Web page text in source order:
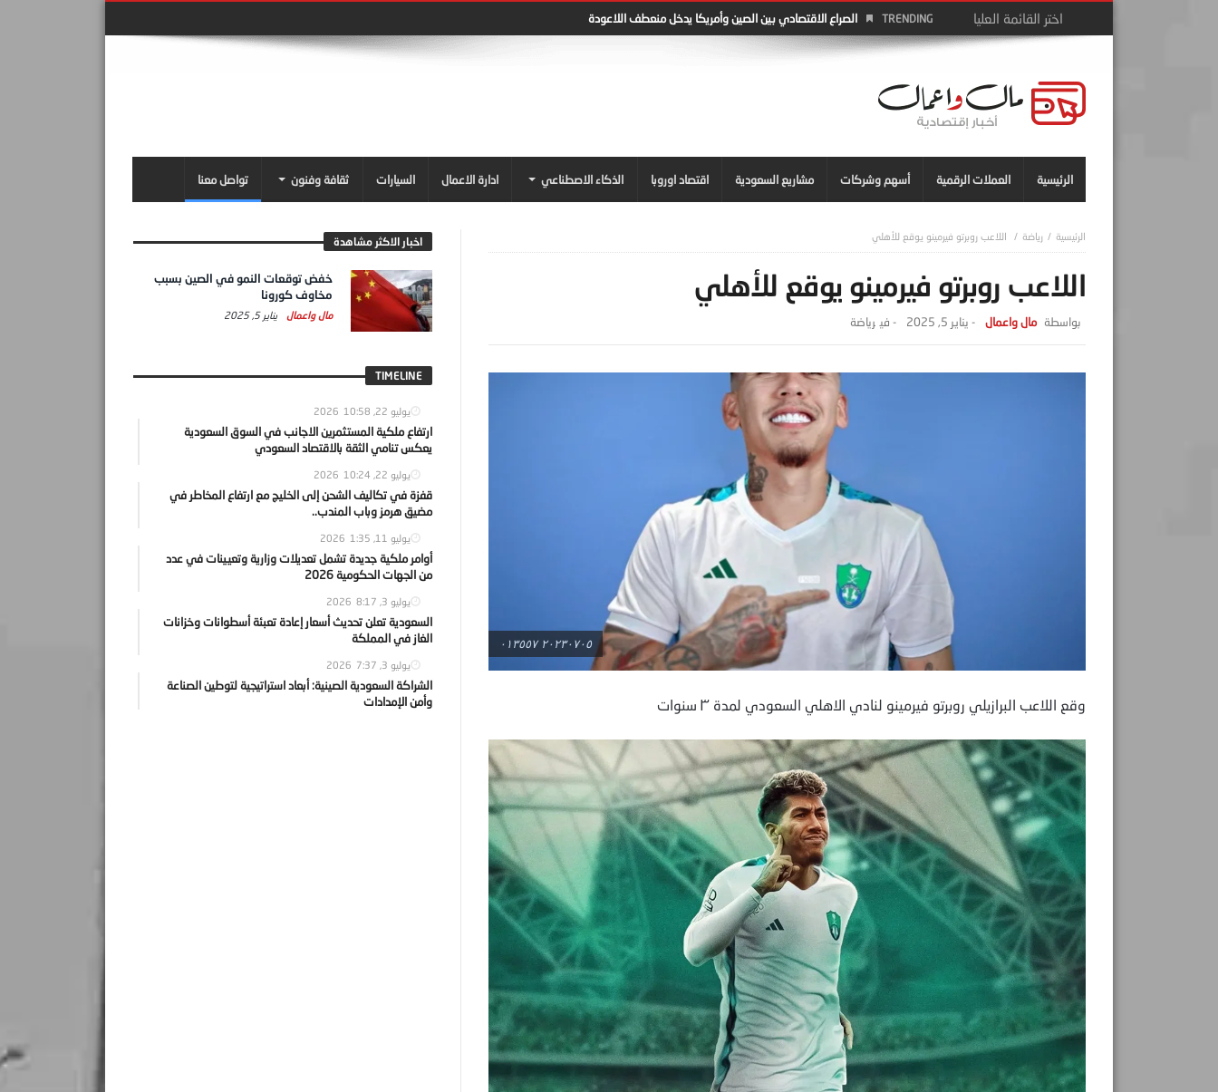
TRENDING سوق العمل في اوروبا: تحولات من الوظائف التقليدية إلى الرقمية
الرئيسية العملات الرقمية أسهم وشركات مشاريع السعودية اقتصاد اوروبا الذكاء الاصطناعي ادارة الاعمال السيارات ثقافة وفنون تواصل معنا
رياضة اللاعب روبرتو فيرمينو يوقع للأهلي
اللاعب روبرتو فيرمينو يوقع للأهلي
مال واعمال - يناير 5, 2025 - ‎في رياضة
٢٠٢٣٠٧٠٥ ٠١٣٥٥٧
وقع اللاعب البرازيلي روبرتو فيرمينو لنادي الاهلي السعودي لمدة ٣ سنوات
اخبار الاكثر مشاهدة
خفض توقعات النمو في الصين بسبب
مخاوف كورونا
مال واعمال يناير 5, 2025
TIMELINE
يوليو 22, 2026 10:58
ارتفاع ملكية المستثمرين الاجانب في السوق السعودية
يعكس تنامي الثقة بالاقتصاد السعودي
يوليو 22, 2026 10:24
قفزة في تكاليف الشحن إلى الخليج مع ارتفاع المخاطر في
مضيق هرمز وباب المندب..
يوليو 11, 2026 1:35
أوامر ملكية جديدة تشمل تعديلات وزارية وتعيينات في عدد
من الجهات الحكومية 2026
يوليو 3, 2026 8:17
السعودية تعلن تحديث أسعار إعادة تعبئة أسطوانات وخزانات
الغاز في المملكة
يوليو 3, 2026 7:37
الشراكة السعودية الصينية: أبعاد استراتيجية لتوطين الصناعة
وأمن الإمدادات